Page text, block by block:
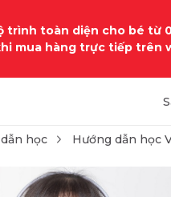
trình toàn diện cho bé từ
mua hàng trực tiếp trên
học Hướng dẫn học